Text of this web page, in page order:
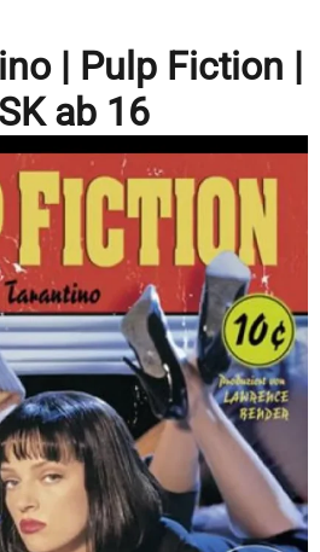
| Pulp Fiction |
ab 16